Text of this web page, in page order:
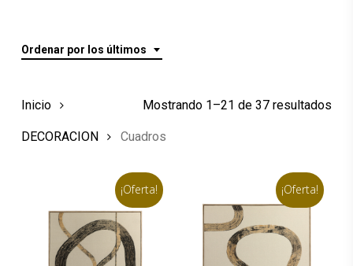
Ordenar por los últimos
Mostrando 1–21 de 37 resultados
Inicio
DECORACION Cuadros
¡Oferta! ¡Oferta!